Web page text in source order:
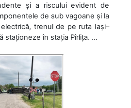
și a riscului evident de
de sub vagoane și la
trenul de pe ruta Iași–
staționeze în stația Pîrlița. ...